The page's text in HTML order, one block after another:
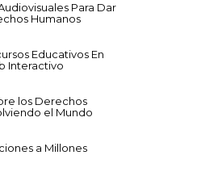
Para Dar
Humanos
Educativos En
Interactivo
los Derechos
el Mundo
a Millones